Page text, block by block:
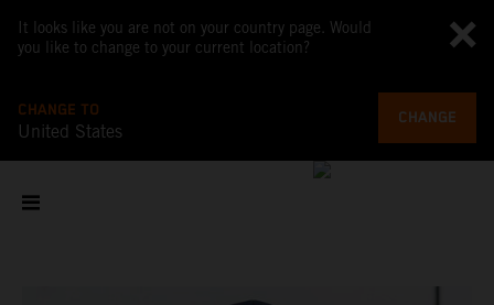
It looks like you are not on your country page. Would
you like to change to your current location?
CHANGE TO
United States
CHANGE